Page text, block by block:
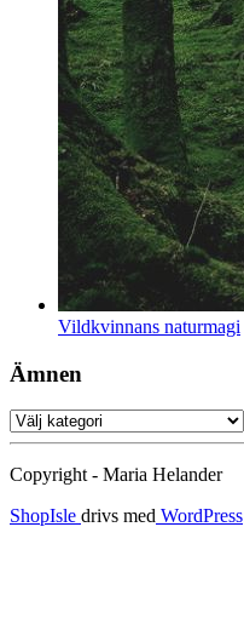
Vildkvinnans naturmagi
Ämnen
Ämnen
Copyright - Maria Helander
ShopIsle drivs med WordPress